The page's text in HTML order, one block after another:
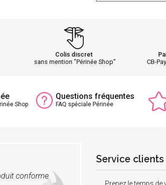
Colis discret
sans mention "Périnée Shop"
CB-
Shop
Questions fréquentes
FAQ spéciale Périnée
conforme
Service clients